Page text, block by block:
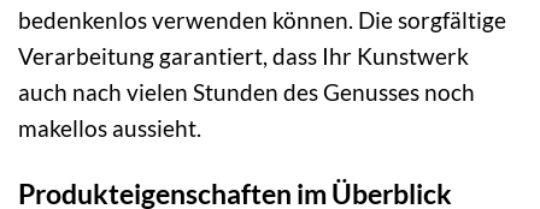
bedenkenlos verwenden können. Die sorgfältige
Verarbeitung garantiert, dass Ihr Kunstwerk
auch nach vielen Stunden des Genusses noch
makellos aussieht.
Produkteigenschaften im Überblick